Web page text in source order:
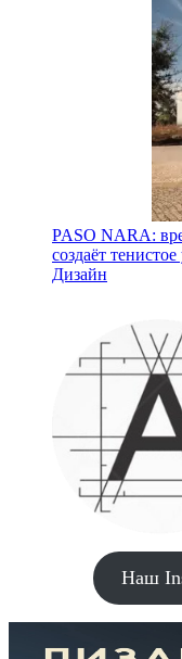
PASO NARA:
создаёт
Дизайн
Наш